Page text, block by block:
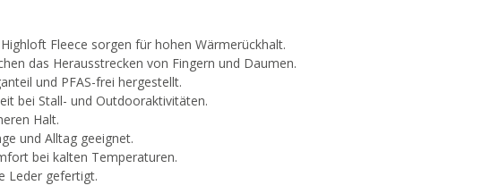
Fleece sorgen für hohen Wärmerückhalt.
das Herausstrecken von Fingern und Daumen.
und PFAS-frei hergestellt.
bei Stall- und Outdooraktivitäten.
Halt.
und Alltag geeignet.
bei kalten Temperaturen.
Leder gefertigt.